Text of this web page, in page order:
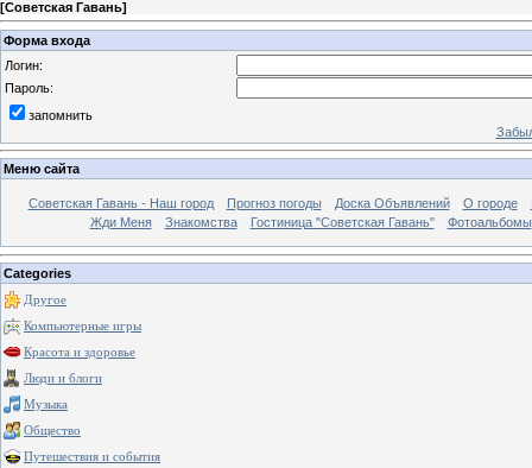
[Советская Гавань]
Форма входа
Логин:
Пароль:
запомнить
Меню сайта
Советская Гавань - Наш город Прогноз погоды Доска Объявлений О городе
Жди Меня
Знакомства Гостиница "Советская Гавань" Фотоальбомы
Categories
Другое
Компьютерные игры
Красота и здоровье
Люди и блоги
Музыка
Общество
Путешествия и события